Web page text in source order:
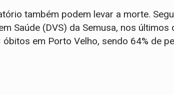
também podem levar a morte.
Saúde (DVS) da Semusa, nos
em Porto Velho, sendo 64% de